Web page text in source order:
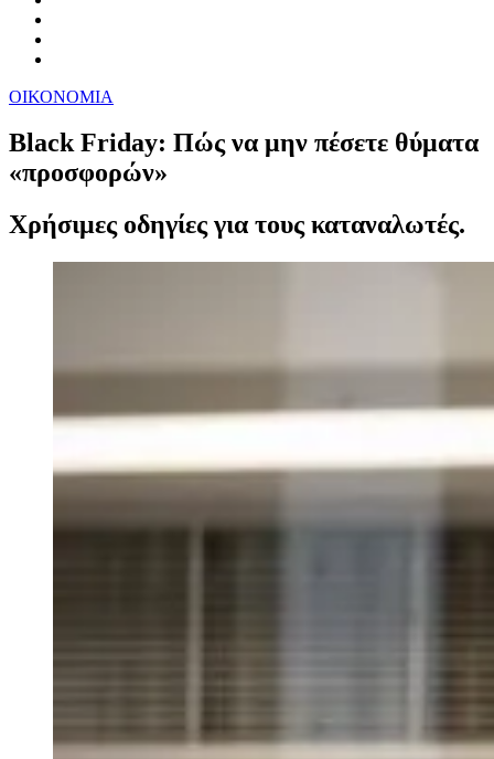
ΟΙΚΟΝΟΜΙΑ
Black Friday: Πώς να μην πέσετε θύματα
«προσφορών»
Χρήσιμες οδηγίες για τους καταναλωτές.